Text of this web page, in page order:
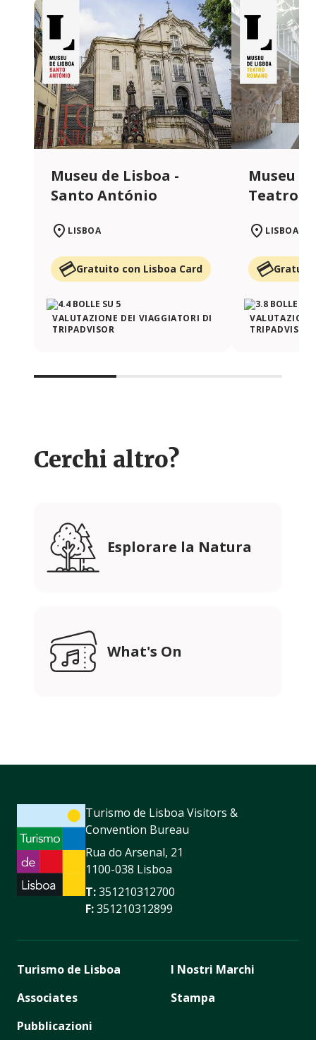
Museu de Lisboa -
Santo António
LISBOA
Gratuito con Lisboa Card
VALUTAZIONE DEI VIAGGIATORI DI
TRIPADVISOR
Museu
Teatro
LISBOA
TRIPADVISOR
Cerchi altro?
Esplorare la Natura
What's On
Turismo de Lisboa Visitors &
Convention Bureau
Rua do Arsenal, 21
1100-038 Lisboa
T:351210312700
F:351210312899
Turismo de Lisboa
Associates
Pubblicazioni
I Nostri Marchi
Stampa